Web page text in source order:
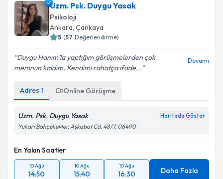
Uzm. Psk. Duygu Yasak
Psikoloji
Ankara, Çankaya
5 (57 Değerlendirme)
Duygu Hanım’la yaptığım görüşmelerden çok
memnun kaldım. Kendimi rahatça ifade...
Devamı
Adres 1 Online Görüşme
Uzm. Psk. Duygu Yasak Haritada Göster
Yukarı Bahçelievler, Aşkabat Cd. 48/7, 06490
En Yakın Saatler
10 Ağu
14:50
10 Ağu
15:40
10 Ağu
16:30 Daha Fazla